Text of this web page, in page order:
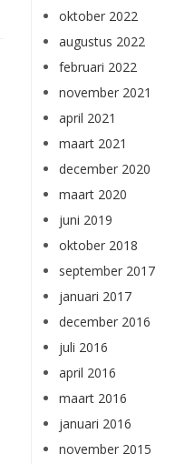
oktober 2022
augustus 2022
februari 2022
november 2021
april 2021
maart 2021
december 2020
maart 2020
juni 2019
oktober 2018
september 2017
januari 2017
december 2016
juli 2016
april 2016
maart 2016
januari 2016
november 2015